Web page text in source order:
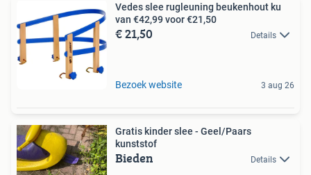
Vedes slee rugleuning beukenhout ku
van €42,99 voor €21,50
€ 21,50 Details
Bezoek website 3 aug 26
Gratis kinder slee - Geel/Paars
kunststof
Bieden Details